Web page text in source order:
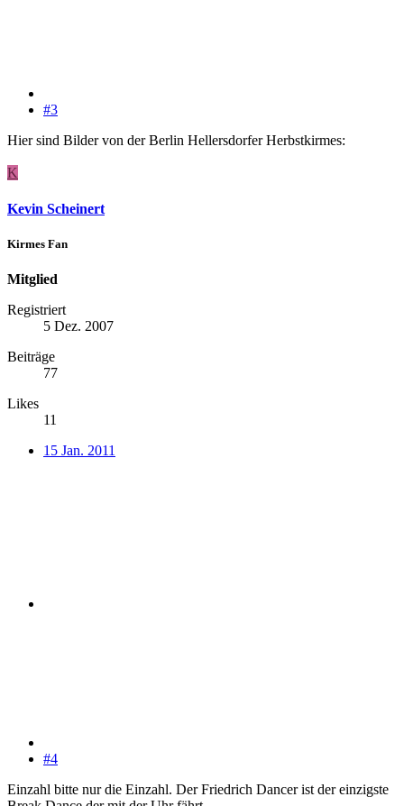
#3
Hier sind Bilder von der Berlin Hellersdorfer Herbstkirmes:
K
Kevin Scheinert
Kirmes Fan
Mitglied
Registriert
5 Dez. 2007
Beiträge
77
Likes
11
15 Jan. 2011
#4
Einzahl bitte nur die Einzahl. Der Friedrich Dancer ist der einzigste